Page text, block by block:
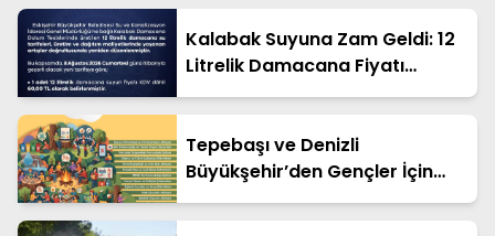
Kalabak Suyuna Zam Geldi: 12
Litrelik Damacana Fiyatı
Güncellendi!
Tepebaşı ve Denizli
Büyükşehir’den Gençler İçin
Ücretsiz Cankurtaran Yaz